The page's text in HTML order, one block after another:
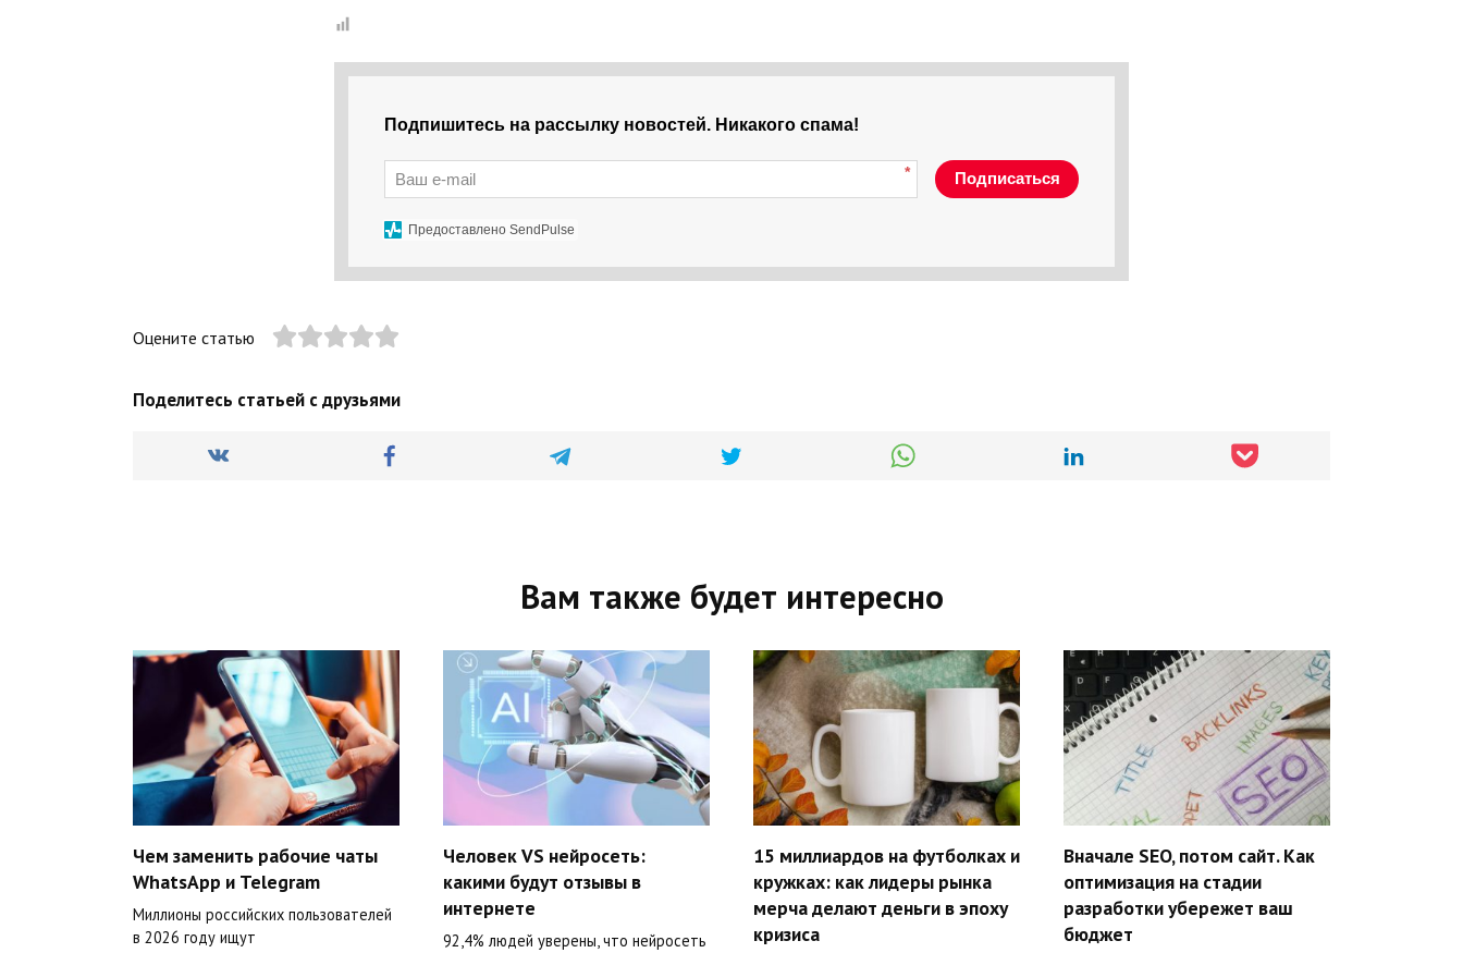
Подпишитесь на рассылку новостей. Никакого спама!
* Подписаться
Предоставлено SendPulse
Оцените статью
Поделитесь статьей с друзьями
Вам также будет интересно
Чем заменить рабочие чаты
WhatsApp и Telegram
Миллионы российских пользователей
в 2026 году ищут
Человек VS нейросеть:
какими будут отзывы в
интернете
92,4% людей уверены, что нейросеть
15 миллиардов на футболках и
кружках: как лидеры рынка
мерча делают деньги в эпоху
кризиса
Вначале SEO, потом сайт. Как
оптимизация на стадии
разработки убережет ваш
бюджет